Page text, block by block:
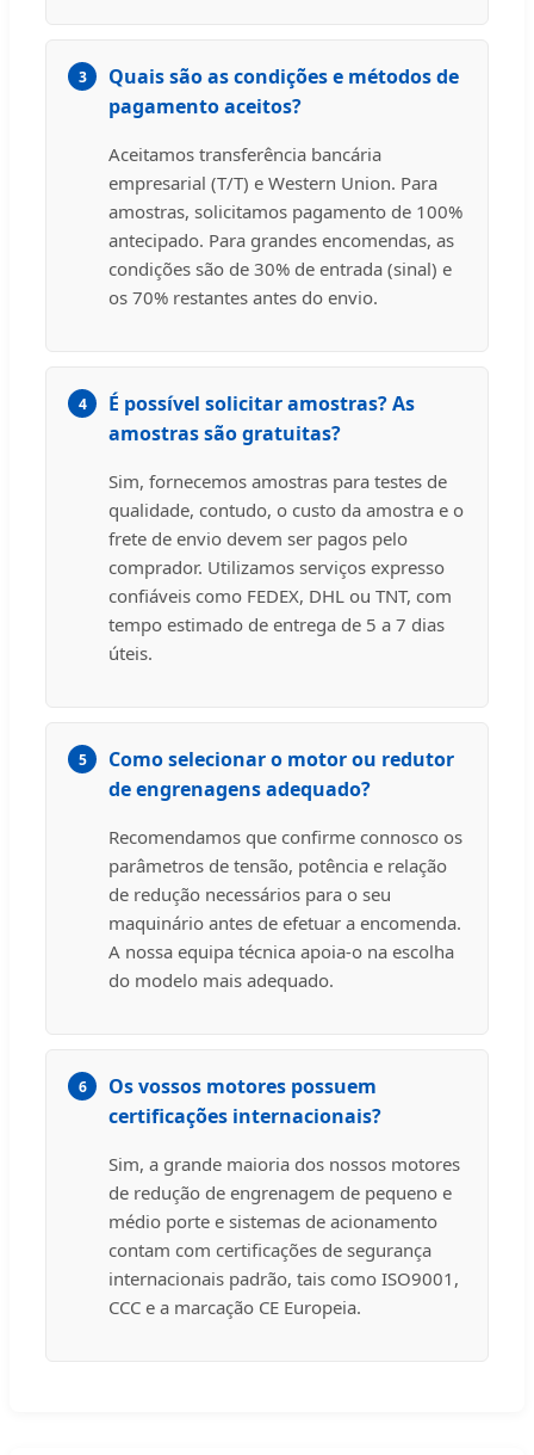
3
Quais são as condições e métodos de
pagamento aceitos?
Aceitamos transferência bancária
empresarial (T/T) e Western Union. Para
amostras, solicitamos pagamento de 100%
antecipado. Para grandes encomendas, as
condições são de 30% de entrada (sinal) e
os 70% restantes antes do envio.
4
É possível solicitar amostras? As
amostras são gratuitas?
Sim, fornecemos amostras para testes de
qualidade, contudo, o custo da amostra e o
frete de envio devem ser pagos pelo
comprador. Utilizamos serviços expresso
confiáveis como FEDEX, DHL ou TNT, com
tempo estimado de entrega de 5 a 7 dias
úteis.
5
Como selecionar o motor ou redutor
de engrenagens adequado?
Recomendamos que confirme connosco os
parâmetros de tensão, potência e relação
de redução necessários para o seu
maquinário antes de efetuar a encomenda.
A nossa equipa técnica apoia-o na escolha
do modelo mais adequado.
6
Os vossos motores possuem
certificações internacionais?
Sim, a grande maioria dos nossos motores
de redução de engrenagem de pequeno e
médio porte e sistemas de acionamento
contam com certificações de segurança
internacionais padrão, tais como ISO9001,
CCC e a marcação CE Europeia.